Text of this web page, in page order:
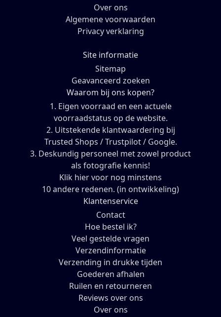
Over ons
Algemene voorwaarden
Privacy verklaring
Site informatie
Sitemap
Geavanceerd zoeken
Waarom bij ons kopen?
1. Eigen voorraad en een actuele
voorraadstatus op de website.
2. Uitstekende klantwaardering bij
Trusted Shops / Trustpilot / Google.
3. Deskundig personeel met zowel product
als fotografie kennis!
Klik hier voor nog minstens
10 andere redenen. (in ontwikkeling)
Klantenservice
Contact
Hoe bestel ik?
Veel gestelde vragen
Verzendinformatie
Verzending in drukke tijden
Goederen afhalen
Ruilen en retourneren
Reviews over ons
Over ons